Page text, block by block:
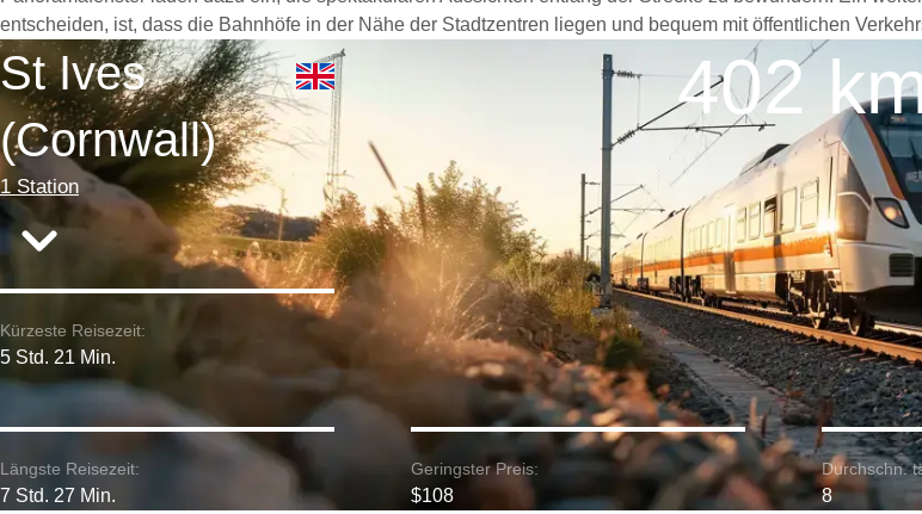
entscheiden, ist, dass die Bahnhöfe in der Nähe der Stadtzentren liegen und bequem mit öffentlichen
St Ives
(Cornwall)
1 Station
402
Kürzeste Reisezeit:
5 Std. 21 Min.
Längste Reisezeit:
7 Std. 27 Min.
Geringster Preis:
$108
Durchschn.
8